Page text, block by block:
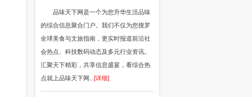
品味天下网是一个为您升华生活品味
的综合信息聚合门户。我们不仅为您搜罗
全球美食与文旅指南，更实时报道前沿社
会热点、科技数码动态及多元行业资讯。
汇聚天下精彩，共享信息盛宴，看综合热
点就上品味天下网... [详细]